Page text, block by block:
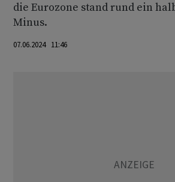
die Eurozone stand rund ein
Minus.
07.06.2024 11:46